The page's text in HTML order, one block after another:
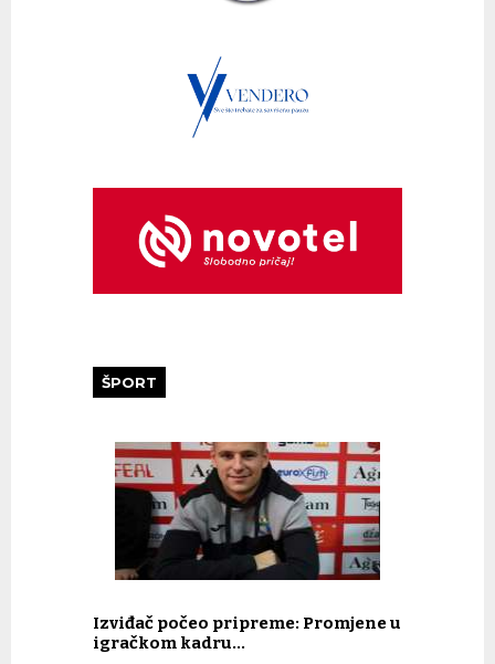
ŠPORT
Izviđač počeo pripreme: Promjene u
igračkom kadru…